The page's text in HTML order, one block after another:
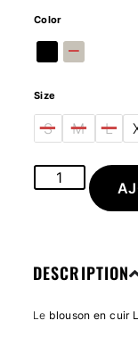
Color
Size
L
M
S
DESCRIPTION
Le blouson en cuir